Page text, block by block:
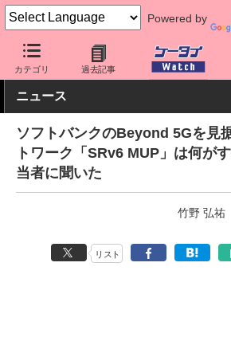
Powered by
カテゴリ 過去記事
ケータイ Watch キャリア ソフトバンク
ニュース
ソフトバンクのBeyond 5Gを見
トワーク「SRv6 MUP」は何が
当者に聞いた
竹野 弘祐
リスト